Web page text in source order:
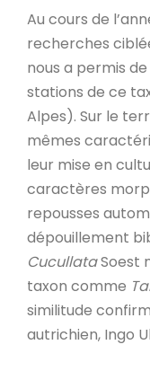
Au cours de
recherches
nous a permis
stations de ce
Alpes). Sur le
mêmes
leur mise en
caractères
repousses
dépouillement
CucullataSoest
taxon comme
similitude
autrichien, Ingo